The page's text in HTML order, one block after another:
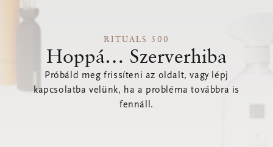
RITUALS 500
Hoppá… Szerverhiba
Próbáld meg frissíteni az oldalt, vagy lépj
kapcsolatba velünk, ha a probléma továbbra is
fennáll.